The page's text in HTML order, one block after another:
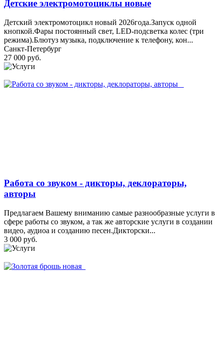
Детские электромотоциклы новые
Детский электромотоцикл новый 2026года.Запуск одной
кнопкой.Фары постоянный свет, LED-подсветка колес (три
режима).Блютуз музыка, подключение к телефону, кон...
Санкт-Петербург
27 000 руб.
Работа со звуком - дикторы, деклораторы,
авторы
Предлагаем Вашему вниманию самые разнообразные услуги в
сфере работы со звуком, а так же авторские услуги в создании
видео, аудиоа и созданию песен.Дикторски...
3 000 руб.